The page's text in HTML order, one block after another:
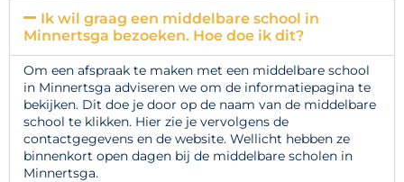
Ik wil graag een middelbare school in
Minnertsga bezoeken. Hoe doe ik dit?
Om een afspraak te maken met een middelbare school
in Minnertsga adviseren we om de informatiepagina te
bekijken. Dit doe je door op de naam van de middelbare
school te klikken. Hier zie je vervolgens de
contactgegevens en de website. Wellicht hebben ze
binnenkort open dagen bij de middelbare scholen in
Minnertsga.